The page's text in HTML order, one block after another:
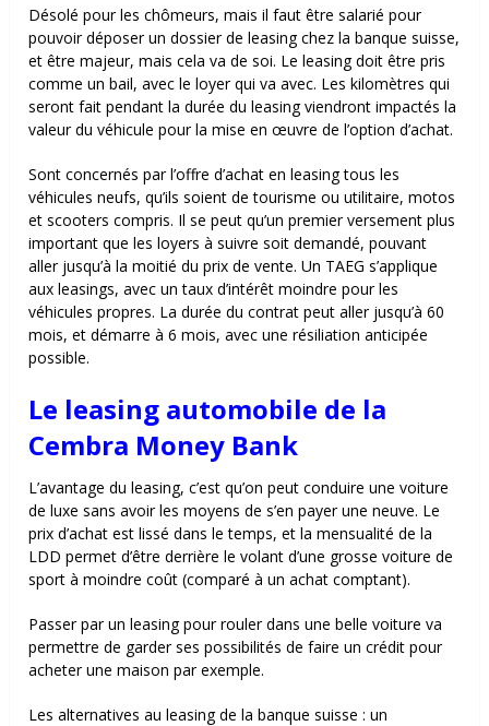
Désolé pour les chômeurs, mais il faut être salarié pour
pouvoir déposer un dossier de leasing chez la banque suisse,
et être majeur, mais cela va de soi. Le leasing doit être pris
comme un bail, avec le loyer qui va avec. Les kilomètres qui
seront fait pendant la durée du leasing viendront impactés la
valeur du véhicule pour la mise en œuvre de l’option d’achat.
Sont concernés par l’offre d’achat en leasing tous les
véhicules neufs, qu’ils soient de tourisme ou utilitaire, motos
et scooters compris. Il se peut qu’un premier versement plus
important que les loyers à suivre soit demandé, pouvant
aller jusqu’à la moitié du prix de vente. Un TAEG s’applique
aux leasings, avec un taux d’intérêt moindre pour les
véhicules propres. La durée du contrat peut aller jusqu’à 60
mois, et démarre à 6 mois, avec une résiliation anticipée
possible.
Le leasing automobile de la
Cembra Money Bank
L’avantage du leasing, c’est qu’on peut conduire une voiture
de luxe sans avoir les moyens de s’en payer une neuve. Le
prix d’achat est lissé dans le temps, et la mensualité de la
LDD permet d’être derrière le volant d’une grosse voiture de
sport à moindre coût (comparé à un achat comptant).
Passer par un leasing pour rouler dans une belle voiture va
permettre de garder ses possibilités de faire un crédit pour
acheter une maison par exemple.
Les alternatives au leasing de la banque suisse : un